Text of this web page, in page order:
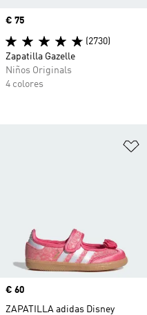
Precio
€ 60
ZAPATILLA adidas Disney
Precio
€ 75
(2730)
Zapatilla Gazelle
Niños Originals
4 colores